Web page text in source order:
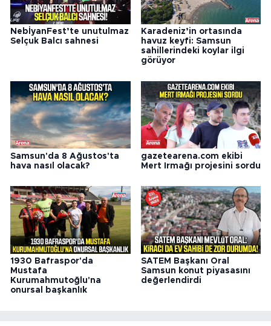
NebİyanFest’te unutulmaz
Selçuk Balcı sahnesi
Karadeniz’in ortasında
havuz keyfi: Samsun
sahillerindeki koylar ilgi
görüyor
Samsun'da 8 Ağustos'ta
hava nasıl olacak?
gazetearena.com ekibi
Mert Irmağı projesini sordu
1930 Bafraspor'da
Mustafa
Kurumahmutoğlu'na
onursal başkanlık
SATEM Başkanı Oral
Samsun konut piyasasını
değerlendirdi